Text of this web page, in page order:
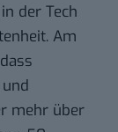
der Tech
Am
mehr über